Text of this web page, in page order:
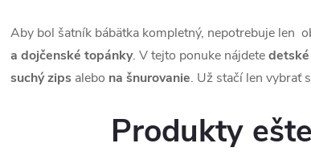
Aby bol šatník bábätka kompletný, nepotrebuje len
a dojčenské topánky. V tejto ponuke nájdete
suchý zips alebo na šnurovanie. Už stačí len vybrať
Produkty